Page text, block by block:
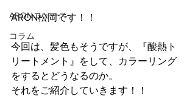
ARONニュース
コラム
ARON松岡です！！
今回は、髪色もそうですが、『酸熱ト
リートメント』をして、カラーリング
をするとどうなるのか。
それをご紹介していきます！！